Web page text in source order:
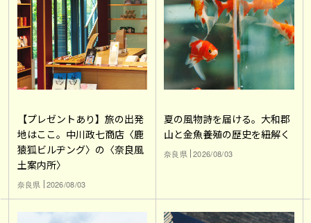
【プレゼントあり】旅の出発
地はここ。中川政七商店〈鹿
猿狐ビルヂング〉の〈奈良風
土案内所〉
奈良県 2026/08/03
夏の風物詩を届ける。大和郡
山と金魚養殖の歴史を紐解く
奈良県 2026/08/03